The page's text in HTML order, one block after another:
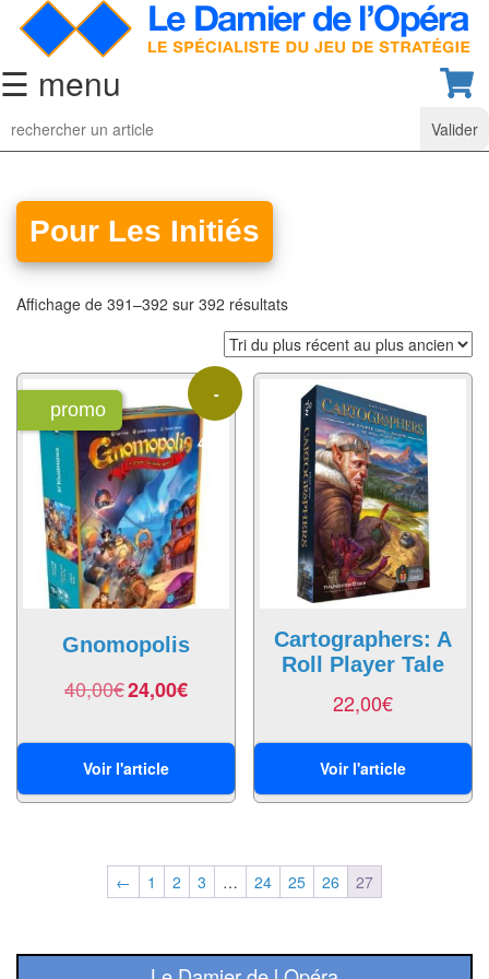
☰ menu
Jeu
d’Echecs
collection
classiques
Pièces
d’échecs
classiques
Coffrets
Echiquiers
et
de
voyage
Echiquiers
clubs
Pièces
muraux/Plein
Pour Les Initiés
Affichage de 391–392 sur 392 résultats
-
40%
Gnomopolis
promo
40,00€24,00€
Voir l'article
Cartographers: A
Roll Player Tale
22,00€
Voir l'article
← 1 2 3 … 24 25 26 27